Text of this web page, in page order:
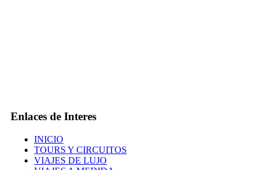
Enlaces de Interes
INICIO
TOURS Y CIRCUITOS
VIAJES DE LUJO